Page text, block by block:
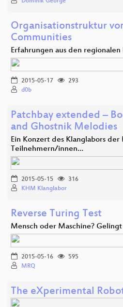
Organisationstruktur
Communities
Erfahrungen aus den
2015-05-17
293
d0b
Patchbay extended –
and Ghostnik Melodies
Ein Konzert des Klanglabors
Teilnehmern/innen…
2015-05-15
316
KHM Klanglabor
Reverse Turing Test
Mensch oder Maschine?
2015-05-16
595
MRQ
The eXperimental